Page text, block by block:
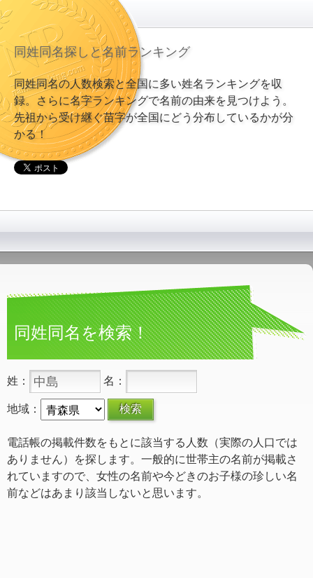
同姓同名探しと名前ランキング
同姓同名の人数検索と全国に多い姓名ランキングを収
録。さらに名字ランキングで名前の由来を見つけよう。
先祖から受け継ぐ苗字が全国にどう分布しているかが分
かる！
同姓同名を検索！
姓： 名：
地域：
電話帳の掲載件数をもとに該当する人数（実際の人口では
ありません）を探します。一般的に世帯主の名前が掲載さ
れていますので、女性の名前や今どきのお子様の珍しい名
前などはあまり該当しないと思います。